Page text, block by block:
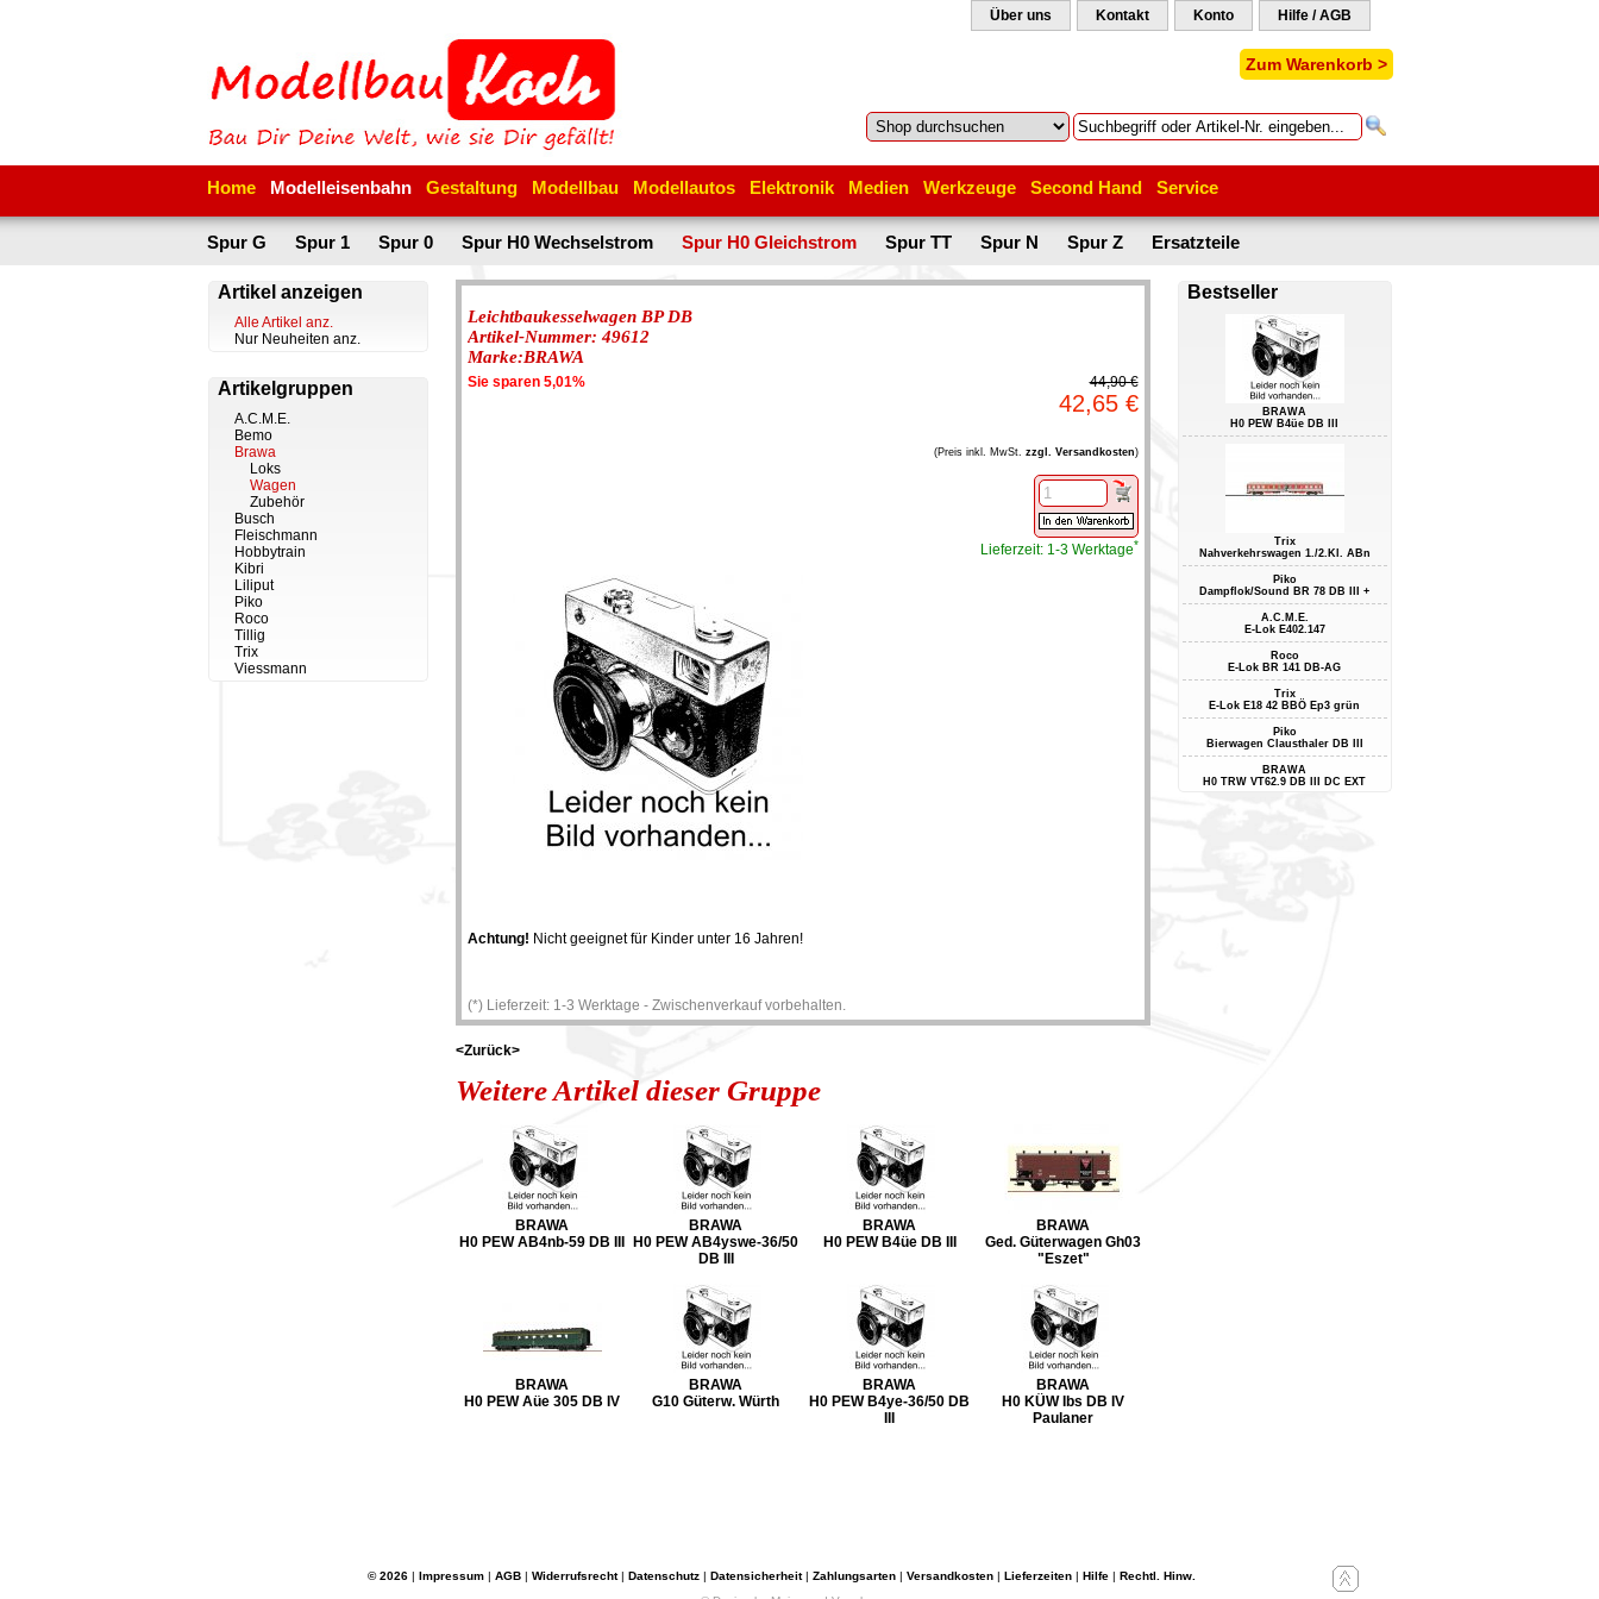
Über uns Kontakt Konto Hilfe / AGB
Zum Warenkorb >
Home Modelleisenbahn Gestaltung Modellbau Modellautos Elektronik Medien Werkzeuge Second Hand Service
Spur G Spur 1 Spur 0 Spur H0 Wechselstrom Spur H0 Gleichstrom Spur TT Spur N Spur Z Ersatzteile
Artikel anzeigen
Alle Artikel anz.
Nur Neuheiten anz.
Artikelgruppen
A.C.M.E.
Bemo
Brawa
Loks
Wagen
Zubehör
Busch
Fleischmann
Hobbytrain
Kibri
Liliput
Piko
Roco
Tillig
Trix
Viessmann
Leichtbaukesselwagen BP DB
Artikel-Nummer: 49612
Marke:BRAWA
44,90 €
42,65 €
(Preis inkl. MwSt. zzgl. Versandkosten)
Sie sparen 5,01%
Lieferzeit: 1-3 Werktage*
Achtung! Nicht geeignet für Kinder unter 16 Jahren!
(*) Lieferzeit: 1-3 Werktage - Zwischenverkauf vorbehalten.
<Zurück>
Weitere Artikel dieser Gruppe
BRAWA
H0 PEW AB4nb-59 DB III
BRAWA
H0 PEW AB4yswe-36/50
DB III
BRAWA
H0 PEW B4üe DB III
BRAWA
Ged. Güterwagen Gh03
"Eszet"
BRAWA
H0 PEW Aüe 305 DB IV
BRAWA
G10 Güterw. Würth
BRAWA
H0 PEW B4ye-36/50 DB
BRAWA
H0 KÜW Ibs DB IV
Paulaner
Bestseller
BRAWA
H0 PEW B4üe DB III
Trix
Nahverkehrswagen 1./2.Kl. ABn
Piko
Dampflok/Sound BR 78 DB III +
A.C.M.E.
E-Lok E402.147
Roco
E-Lok BR 141 DB-AG
Trix
E-Lok E18 42 BBÖ Ep3 grün
Piko
Bierwagen Clausthaler DB III
BRAWA
H0 TRW VT62.9 DB III DC EXT
© 2026| Impressum| AGB| Widerrufsrecht| Datenschutz| Datensicherheit| Zahlungsarten| Versandkosten| Lieferzeiten| Hilfe| Rechtl. Hinw.